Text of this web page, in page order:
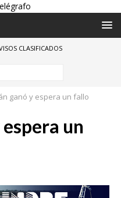
CLASIFICADOS
ganó y espera un fallo
un